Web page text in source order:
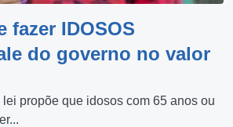
fazer IDOSOS
do governo no valor
propõe que idosos com 65 anos ou